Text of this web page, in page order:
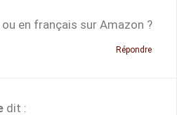
en français sur Amazon ?
Répondre
dit :